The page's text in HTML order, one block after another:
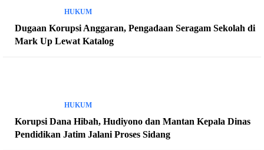
HUKUM
Dugaan Korupsi Anggaran, Pengadaan Seragam Sekolah di
Mark Up Lewat Katalog
HUKUM
Korupsi Dana Hibah, Hudiyono dan Mantan Kepala Dinas
Pendidikan Jatim Jalani Proses Sidang